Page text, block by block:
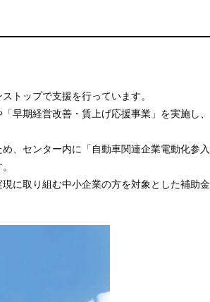
トップで支援を行っています。
早期経営改善・賃上げ応援事業」を実施し、
、センター内に「自動車関連企業電動化参入
に取り組む中小企業の方を対象とした補助金